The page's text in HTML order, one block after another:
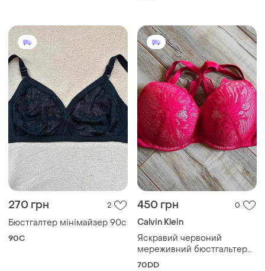
270 грн 2
Бюстгалтер мінімайзер 90с
90C
450 грн 0
Calvin Klein
Яскравий червоний
мереживний бюстгальтер
calvin klein, розмір 32dd /
70DD